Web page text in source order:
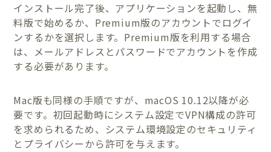
インストール完了後、アプリケーションを起動し、無
料版で始めるか、Premium版のアカウントでログイ
ンするかを選択します。Premium版を利用する場合
は、メールアドレスとパスワードでアカウントを作成
する必要があります。
Mac版も同様の手順ですが、macOS 10.12以降が必
要です。初回起動時にシステム設定でVPN構成の許可
を求められるため、システム環境設定のセキュリティ
とプライバシーから許可を与えます。